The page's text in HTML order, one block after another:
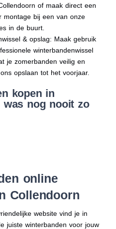
of maak direct een
montage bij een van onze
in de buurt.
& opslag: Maak gebruik
winterbandenwissel
je zomerbanden veilig en
opslaan tot het voorjaar.
kopen in
was nog nooit zo
online
Collendoorn
website vind je in
juiste winterbanden voor jouw